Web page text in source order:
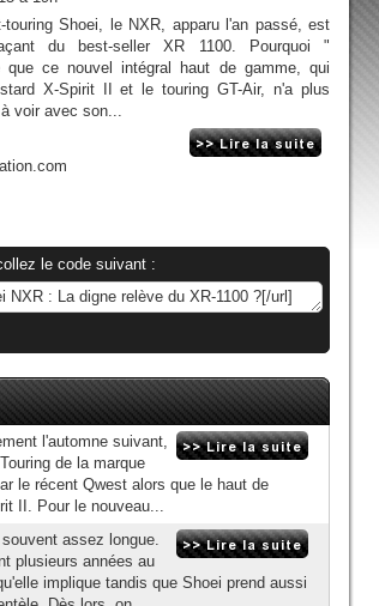
touring Shoei, le NXR, apparu l'an passé, est
du best-seller XR 1100. Pourquoi "
ce nouvel intégral haut de gamme, qui
X-Spirit II et le touring GT-Air, n'a plus
voir avec son...
le code suivant :
l'automne suivant,
de la marque
le récent Qwest alors que le haut de
II. Pour le nouveau...
assez longue.
plusieurs années au
implique tandis que Shoei prend aussi